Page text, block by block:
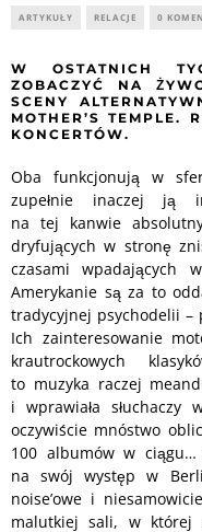
ARTYKUŁY RELACJE 0
W OSTATNICH
ZOBACZYĆ NA
SCENY
MOTHER’S TEMPLE.
KONCERTÓW.
Oba funkcjonują w
zupełnie inaczej ją
na tej kanwie
dryfujących w stronę
czasami wpadających
Amerykanie są za to
tradycyjnej psychodelii –
Ich zainteresowanie
krautrockowych
to muzyka raczej
i wprawiała słuchaczy
oczywiście mnóstwo
100 albumów w
na swój występ w
noise’owe i
malutkiej sali, w której